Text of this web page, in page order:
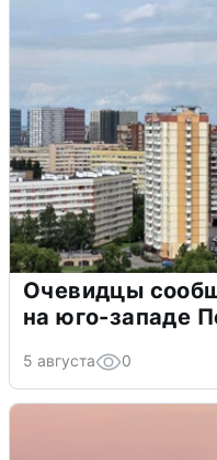
Очевидцы
на юго-западе
5 августа 0